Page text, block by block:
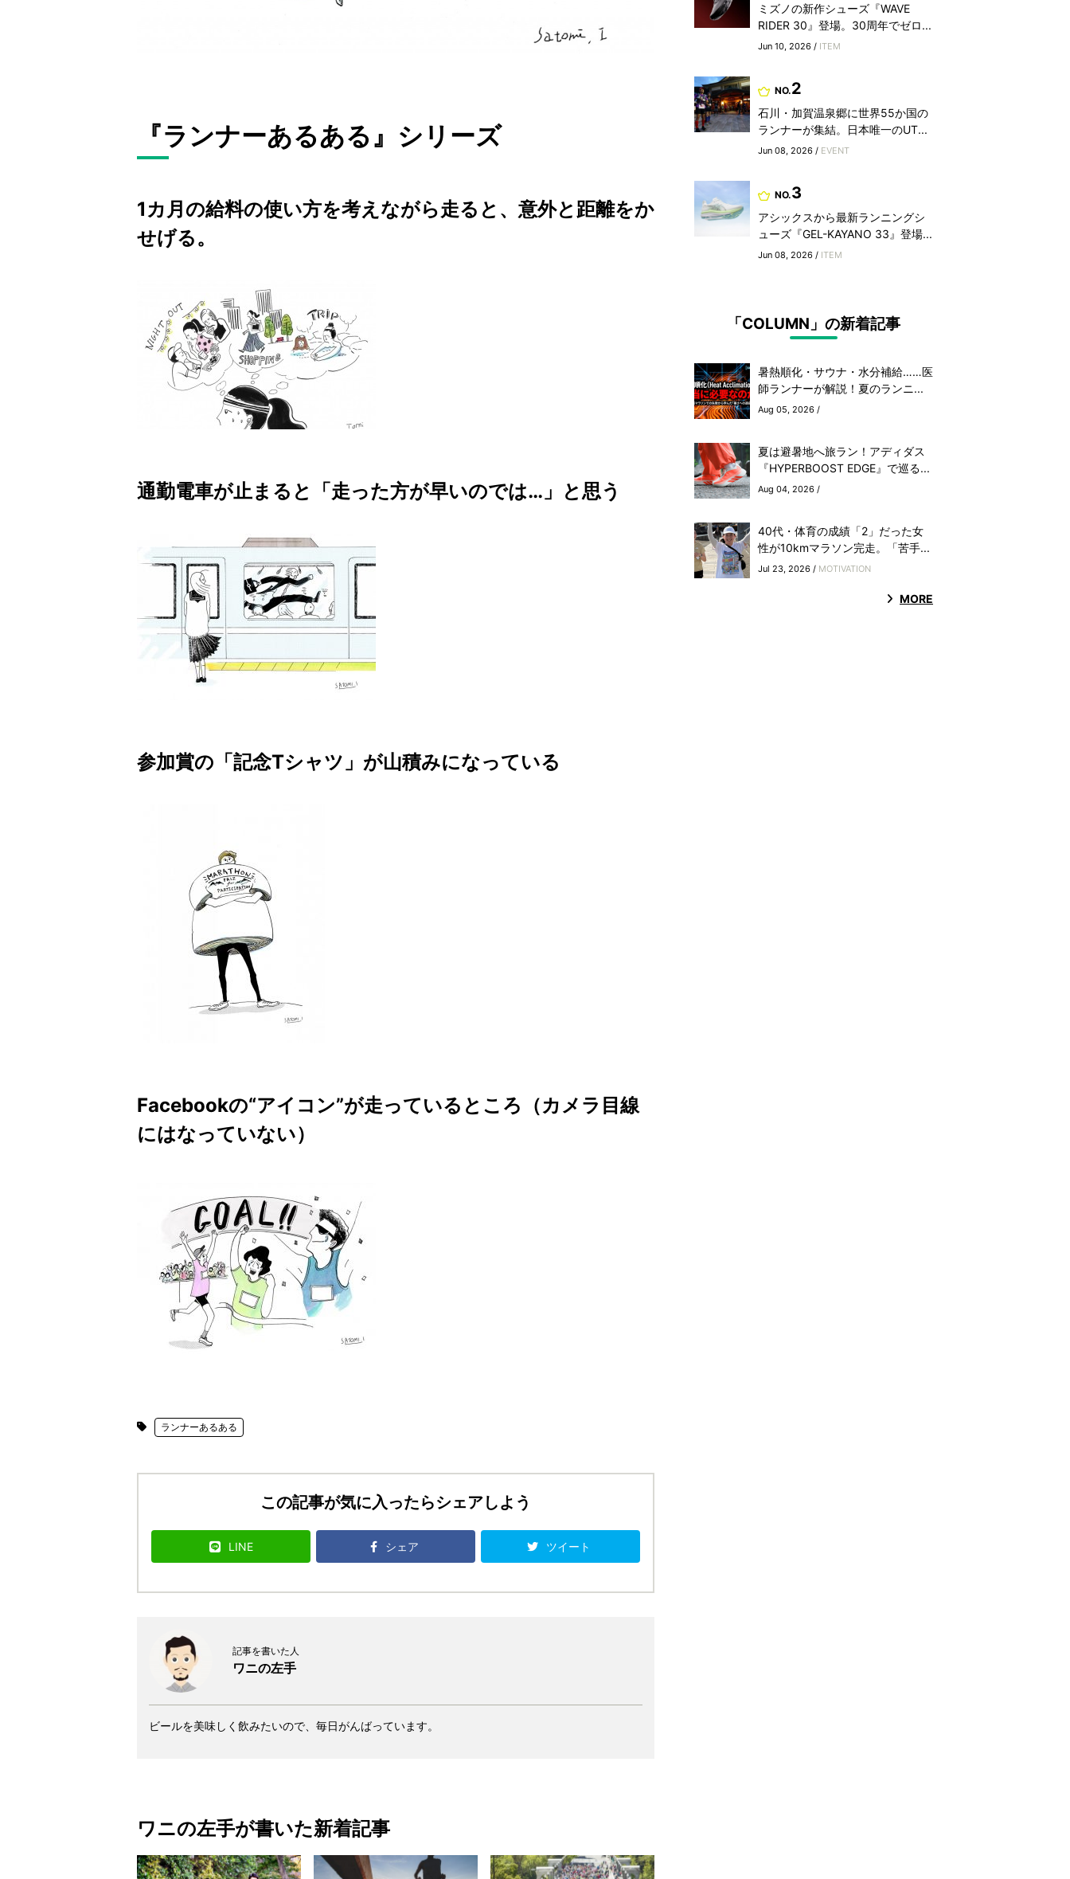
『ランナーあるある』シリーズ
1カ月の給料の使い方を考えながら走ると、意外と距離をか
せげる。
通勤電車が止まると「走った方が早いのでは…」と思う
参加賞の「記念Tシャツ」が山積みになっている
Facebookの“アイコン”が走っているところ（カメラ目線
にはなっていない）
ランナーあるある
この記事が気に入ったらシェアしよう
LINE シェア ツイート
記事を書いた人
ワニの左手
ビールを美味しく飲みたいので、毎日がんばっています。
ワニの左手が書いた新着記事
ミズノの新作シューズ『WAVE
RIDER 30』登場。30周年でゼロ...
Jun 10, 2026 / ITEM
NO.2
石川・加賀温泉郷に世界55か国の
ランナーが集結。日本唯一のUT...
Jun 08, 2026 / EVENT
NO.3
アシックスから最新ランニングシ
ューズ『GEL-KAYANO 33』登場...
Jun 08, 2026 / ITEM
「COLUMN」の新着記事
暑熱順化・サウナ・水分補給……医
師ランナーが解説！夏のランニ...
Aug 05, 2026 /
夏は避暑地へ旅ラン！アディダス
『HYPERBOOST EDGE』で巡る...
Aug 04, 2026 /
40代・体育の成績「2」だった女
性が10kmマラソン完走。「苦手...
Jul 23, 2026 / MOTIVATION
MORE